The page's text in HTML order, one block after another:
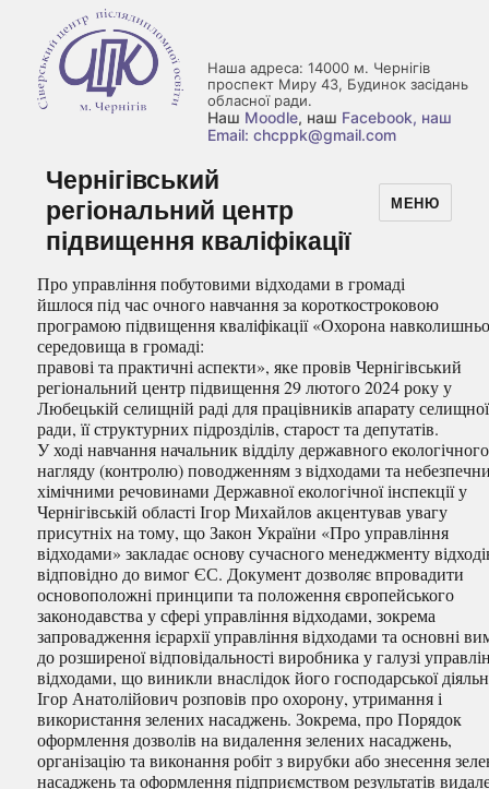
Наша адреса: 14000 м. Чернігів
проспект Миру 43, Будинок засідань
обласної ради.
Наш Moodle, наш Facebook, наш
Email: chcppk@gmail.com
Чернігівський
регіональний центр
підвищення кваліфікації
МЕНЮ
Про управління побутовими відходами в громаді
йшлося під час очного навчання за короткостроковою
програмою підвищення кваліфікації «Охорона
середовища в громаді:
правові та практичні аспекти», яке провів Чернігівський
регіональний центр підвищення 29 лютого 2024 року у
Любецькій селищній раді для працівників апарату селищної
ради, її структурних підрозділів, старост та депутатів.
У ході навчання начальник відділу державного екологічного
нагляду (контролю) поводженням з відходами та
хімічними речовинами Державної екологічної інспекції у
Чернігівській області Ігор Михайлов акцентував увагу
присутніх на тому, що Закон України «Про управління
відходами» закладає основу сучасного менеджменту
відповідно до вимог ЄС. Документ дозволяє впровадити
основоположні принципи та положення європейського
законодавства у сфері управління відходами, зокрема
запровадження ієрархії управління відходами та основні
до розширеної відповідальності виробника у галузі
відходами, що виникли внаслідок його господарської
Ігор Анатолійович розповів про охорону, утримання і
використання зелених насаджень. Зокрема, про Порядок
оформлення дозволів на видалення зелених насаджень,
організацію та виконання робіт з вирубки або знесення
насаджень та оформлення підприємством результатів